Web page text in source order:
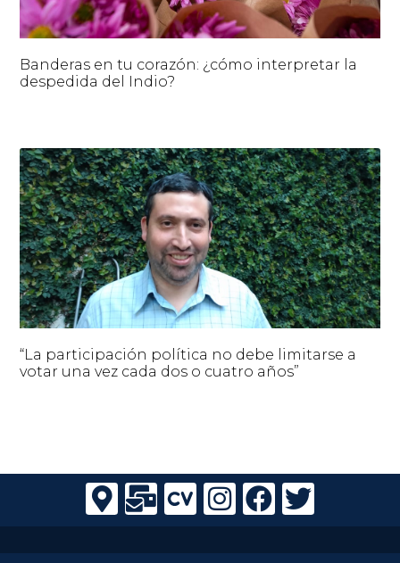
Banderas en tu corazón: ¿cómo interpretar la
despedida del Indio?
“La participación política no debe limitarse a
votar una vez cada dos o cuatro años”